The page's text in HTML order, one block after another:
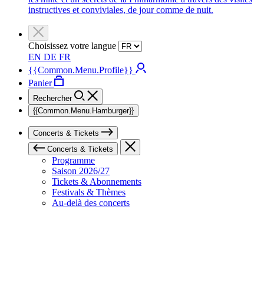
instructives et conviviales, de jour comme de nuit.
Choisissez votre langue
EN DE FR
{{Common.Menu.Profile}}
Panier
Rechercher
{{Common.Menu.Hamburger}}
Concerts & Tickets
Concerts & Tickets
Programme
Saison 2026/27
Tickets & Abonnements
Festivals & Thèmes
Au-delà des concerts